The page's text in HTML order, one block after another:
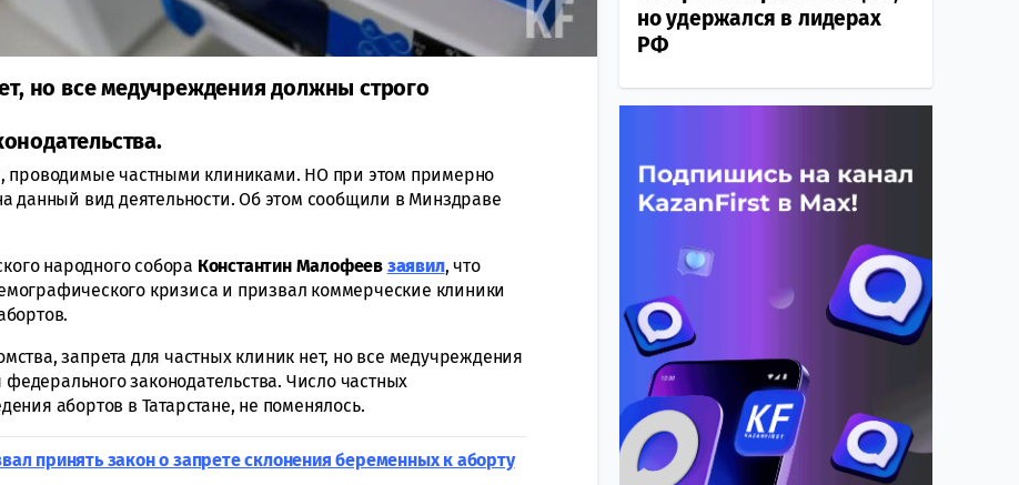
но все медучреждения должны строго
проводимые частными клиниками. НО при этом примерно
данный вид деятельности. Об этом сообщили в Минздраве
народного собора Константин Малофеев заявил, что
кризиса и призвал коммерческие клиники
запрета для частных клиник нет, но все медучреждения
законодательства. Число частных
абортов в Татарстане, не поменялось.
принять закон о запрете склонения беременных к аборту
но удержался в лидерах
РФ